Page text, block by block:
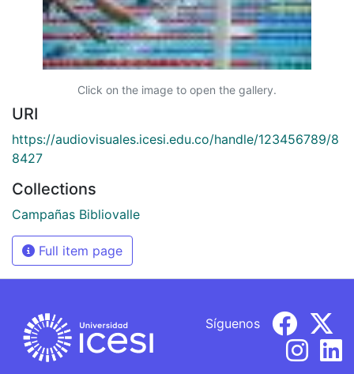
Click on the image to open the gallery.
URI
https://audiovisuales.icesi.edu.co/handle/123456789/8
8427
Collections
Campañas Bibliovalle
Full item page
Síguenos